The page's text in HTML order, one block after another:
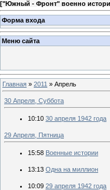
["Южный - Фронт" военно
Форма входа
Меню сайта
Главная » 2011 » Апрель
30 Апреля, Суббота
10:10 30 апреля 1942 года
29 Апреля, Пятница
15:58 Военные истории
13:13 Одна на миллион
10:09 29 апреля 1942 года